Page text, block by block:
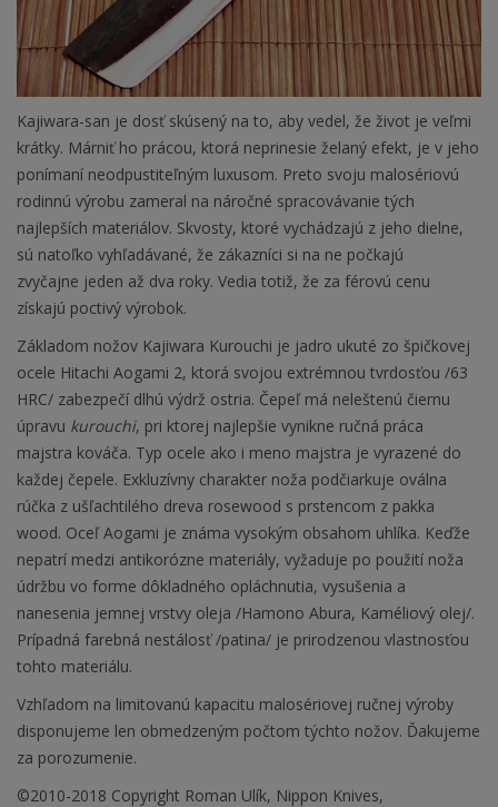
Kajiwara-san je dosť skúsený na to, aby vedel, že život je veľmi
krátky. Márniť ho prácou, ktorá neprinesie želaný efekt, je v jeho
ponímaní neodpustiteľným luxusom. Preto svoju malosériovú
rodinnú výrobu zameral na náročné spracovávanie tých
najlepších materiálov. Skvosty, ktoré vychádzajú z jeho dielne,
sú natoľko vyhľadávané, že zákazníci si na ne počkajú
zvyčajne jeden až dva roky. Vedia totiž, že za férovú cenu
získajú poctivý výrobok.
Základom nožov Kajiwara Kurouchi je jadro ukuté zo špičkovej
ocele Hitachi Aogami 2, ktorá svojou extrémnou tvrdosťou /63
HRC/ zabezpečí dlhú výdrž ostria. Čepeľ má neleštenú čiernu
úpravu kurouchi, pri ktorej najlepšie vynikne ručná práca
majstra kováča. Typ ocele ako i meno majstra je vyrazené do
každej čepele. Exkluzívny charakter noža podčiarkuje oválna
rúčka z ušľachtilého dreva rosewood s prstencom z pakka
wood. Oceľ Aogami je známa vysokým obsahom uhlíka. Keďže
nepatrí medzi antikorózne materiály, vyžaduje po použití noža
údržbu vo forme dôkladného opláchnutia, vysušenia a
nanesenia jemnej vrstvy oleja /Hamono Abura, Kaméliový olej/.
Prípadná farebná nestálosť /patina/ je prirodzenou vlastnosťou
tohto materiálu.
Vzhľadom na limitovanú kapacitu malosériovej ručnej výroby
disponujeme len obmedzeným počtom týchto nožov. Ďakujeme
za porozumenie.
©2010-2018 Copyright Roman Ulík, Nippon Knives,